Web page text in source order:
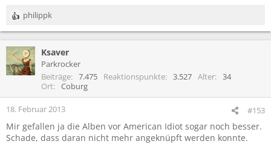
R
e
k
t
i
n
e
:
philippk
Ksaver
Parkrocker
Beiträge
7.475 Reaktionspunkte 3.527 Alter
34
Ort
Coburg
18. Februar 2013 #153
Mir gefallen ja die Alben vor American Idiot sogar noch besser.
Schade, dass daran nicht mehr angeknüpft werden konnte.